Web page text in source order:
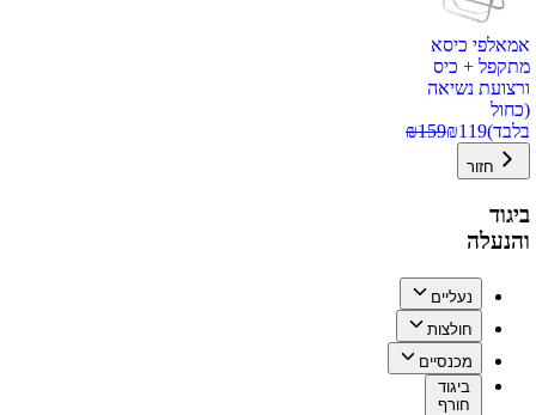
אמאלפי כיסא
מתקפל + כיס
ורצועת נשיאה
(כחול
בלבד)
₪119
₪159
חזור
ביגוד
והנעלה
נעליים
חולצות
מכנסיים
ביגוד
חורף